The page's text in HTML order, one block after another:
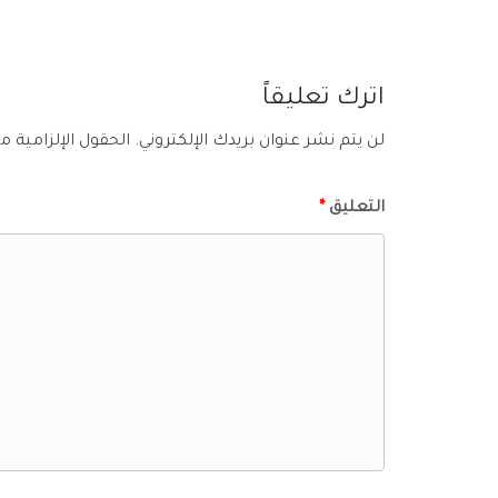
اترك تعليقاً
لن يتم نشر عنوان بريدك الإلكتروني. الحقول الإلزامية
التعليق *